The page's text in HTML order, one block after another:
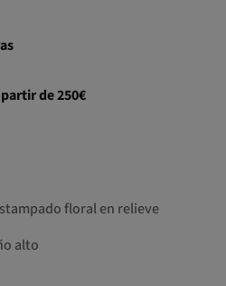
partir de 250€
floral en relieve
alto